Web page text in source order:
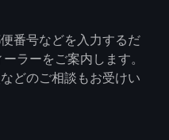
番号などを入力するだ
ラーをご案内します。
どのご相談もお受けい